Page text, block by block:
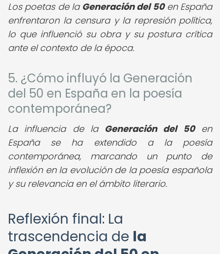
Los poetas de la Generación del 50en España
enfrentaron la censura y la represión política,
lo que influenció su obra y su postura crítica
ante el contexto de la época.
5. ¿Cómo influyó la Generación
del 50 en España en la poesía
contemporánea?
La influencia de la Generación del 50en
España se ha extendido a la poesía
contemporánea, marcando un punto de
inflexión en la evolución de la poesía española
y su relevancia en el ámbito literario.
Reflexión final: La
trascendencia de la